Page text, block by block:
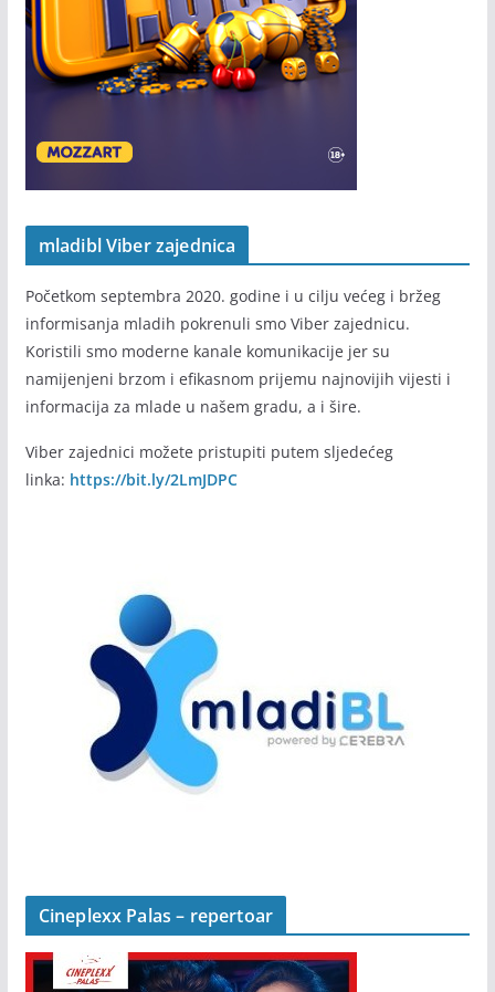
mladibl Viber zajednica
Početkom septembra 2020. godine i u cilju većeg i bržeg
Koristili smo moderne kanale komunikacije jer su
namijenjeni brzom i efikasnom prijemu najnovijih vijesti i
https://bit.ly/2LmJDPC